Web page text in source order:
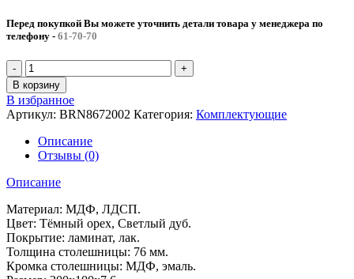
Перед покупкой Вы можете уточнить детали товара у менеджера по
телефону - 61-70-70
Количество
товара
Топ
стола
для
переговоров
БЕРН
(200x100x7,6)
В корзину
В избранное
Артикул: BRN8672002 Категория: Комплектующие
Описание
Отзывы (0)
Описание
Материал: МДФ, ЛДСП.
Цвет: Тёмный орех, Светлый дуб.
Покрытие: ламинат, лак.
Толщина столешницы: 76 мм.
Кромка столешницы: МДФ, эмаль.